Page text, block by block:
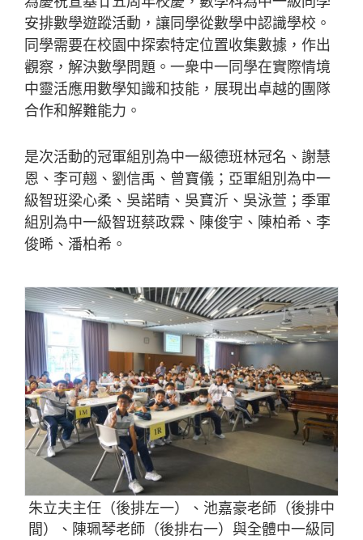
安排數學遊蹤活動，讓同學從數學中認識學校。
同學需要在校園中探索特定位置收集數據，作出
觀察，解決數學問題。一衆中一同學在實際情境
中靈活應用數學知識和技能，展現出卓越的團隊
合作和解難能力。
是次活動的冠軍組別為中一級德班林冠名、謝慧
恩、李可翹、劉信禹、曾寶儀；亞軍組別為中一
級智班梁心柔、吳諾睛、吳寶沂、吳泳萱；季軍
組別為中一級智班蔡政霖、陳俊宇、陳柏希、李
俊晞、潘柏希。
朱立夫主任（後排左一）、池嘉豪老師（後排中
間）、陳珮琴老師（後排右一）與全體中一級同